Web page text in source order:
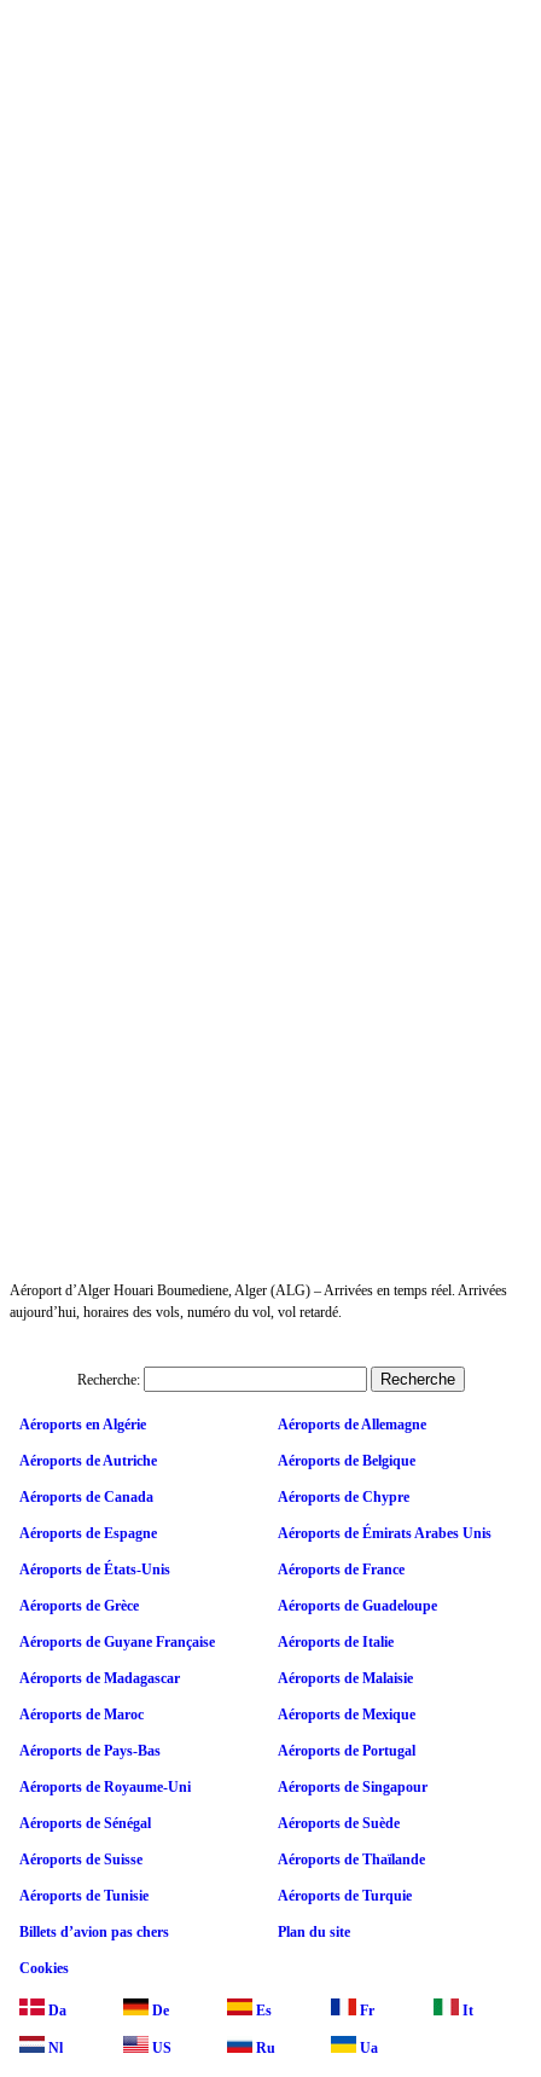
Aéroport d’Alger Houari Boumediene, Alger (ALG) – Arrivées en temps réel. Arrivées
aujourd’hui, horaires des vols, numéro du vol, vol retardé.
Recherche:
Aéroports en Algérie Aéroports de Allemagne
Aéroports de Autriche Aéroports de Belgique
Aéroports de Canada Aéroports de Chypre
Aéroports de Espagne Aéroports de Émirats Arabes Unis
Aéroports de États-Unis Aéroports de France
Aéroports de Grèce Aéroports de Guadeloupe
Aéroports de Guyane Française Aéroports de Italie
Aéroports de Madagascar Aéroports de Malaisie
Aéroports de Maroc Aéroports de Mexique
Aéroports de Pays-Bas Aéroports de Portugal
Aéroports de Royaume-Uni Aéroports de Singapour
Aéroports de Sénégal Aéroports de Suède
Aéroports de Suisse Aéroports de Thaïlande
Aéroports de Tunisie Aéroports de Turquie
Billets d’avion pas chers Plan du site
Cookies
Da De Es Fr It
Nl US Ru Ua